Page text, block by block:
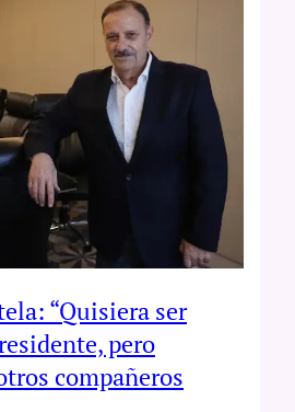
“Quisiera ser
pero
compañeros